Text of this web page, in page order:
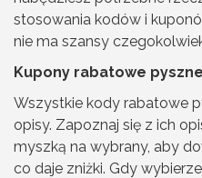
stosowania kodów i
nie ma szansy
Kupony rabatowe
Wszystkie kody rabatowe
opisy. Zapoznaj się z ich
myszką na wybrany, aby
co daje zniżki. Gdy